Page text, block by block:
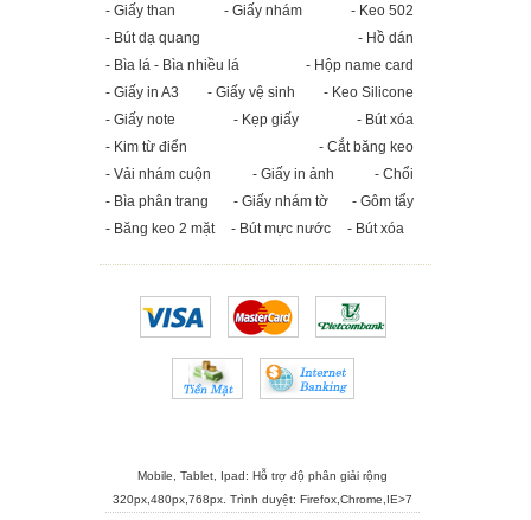
- Giấy than
- Giấy nhám
- Keo 502
- Bút dạ quang
- Hồ dán
- Bìa lá - Bìa nhiều lá
- Hộp name card
- Giấy in A3
- Giấy vệ sinh
- Keo Silicone
- Giấy note
- Kẹp giấy
- Bút xóa
- Kim từ điển
- Cắt băng keo
- Vải nhám cuộn
- Giấy in ảnh
- Chổi
- Bìa phân trang
- Giấy nhám tờ
- Gôm tẩy
- Băng keo 2 mặt
- Bút mực nước - Bút xóa
Mobile, Tablet, Ipad: Hỗ trợ độ phân giải rộng
320px,480px,768px. Trình duyệt: Firefox,Chrome,IE>7